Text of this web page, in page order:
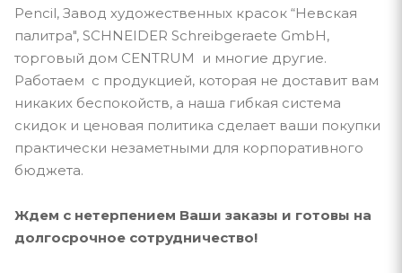
Pencil, Завод художественных красок “Невская
палитра", SCHNEIDER Schreibgeraete GmbH,
торговый дом CENTRUM и многие другие.
Работаем с продукцией, которая не доставит вам
никаких беспокойств, а наша гибкая система
скидок и ценовая политика сделает ваши покупки
практически незаметными для корпоративного
бюджета.
Ждем с нетерпением Ваши заказы и готовы на
долгосрочное сотрудничество!